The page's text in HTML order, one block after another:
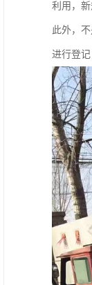
利用，
此外，
进行登记